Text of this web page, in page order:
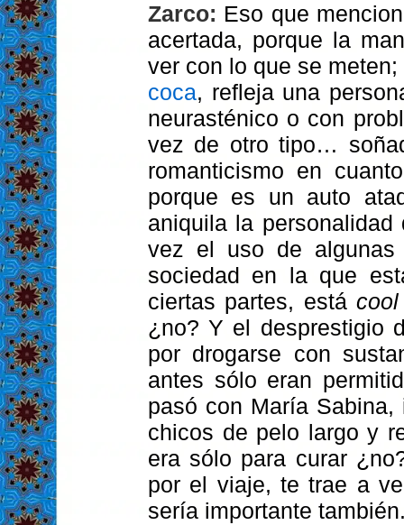
Zarco: Eso que
acertada, porque la
ver con lo que se
coca, refleja una
neurasténico o con
vez de otro tipo…
romanticismo en
porque es un auto
aniquila la
vez el uso de
sociedad en la que
ciertas partes, estácool
¿no? Y el desprestigio
por drogarse con
antes sólo eran
pasó con María
chicos de pelo largo y
era sólo para curar
por el viaje, te trae a
sería importante